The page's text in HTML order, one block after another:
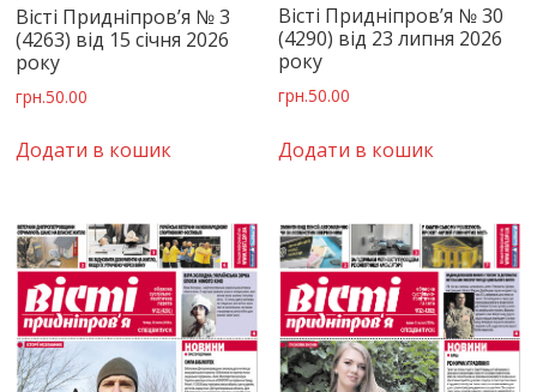
Вісті Придніпров’я № 3
(4263) від 15 січня 2026
року
грн.50.00
Додати в кошик
Вісті Придніпров’я № 30
(4290) від 23 липня 2026
року
грн.50.00
Додати в кошик